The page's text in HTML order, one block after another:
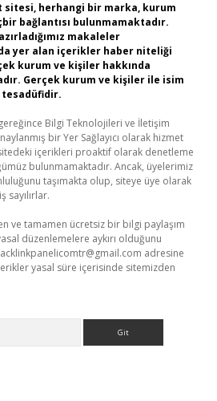
sitesi, herhangi bir marka, kurum
bağlantısı bulunmamaktadır.
makaleler
yer alan içerikler haber niteliği
kurum ve kişiler hakkında
Gerçek kurum ve kişiler ile isim
gereğince Bilgi Teknolojileri ve İletişim
bir Yer Sağlayıcı olarak hizmet
içerikleri proaktif olarak denetleme
bulunmamaktadır. Ancak, üyelerimiz
taşımakta olup, siteye üye olarak
sayılırlar.
ve tamamen ücretsiz bir bilgi paylaşım
düzenlemelere aykırı olduğunu
adresine
yasal süre içerisinde sitemizden